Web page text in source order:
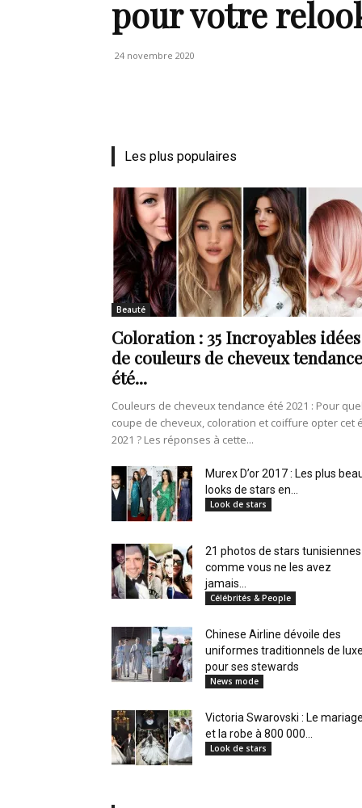
pour votre
24 novembre 2020
Les plus populaires
Beauté
Coloration : 35 Incroyables idées
de couleurs de cheveux tendance
été...
Couleurs de cheveux tendance été 2021 : Pour
coupe de cheveux, coloration et coiffure opter cet
2021 ? Les réponses à cette...
Murex D’or 2017 : Les plus
looks de stars en...
Look de stars
21 photos de stars tunisiennes
comme vous ne les avez
jamais...
Célébrités & People
Chinese Airline dévoile des
uniformes traditionnels de luxe
pour ses stewards
News mode
Victoria Swarovski : Le mariage
et la robe à 800 000...
Look de stars